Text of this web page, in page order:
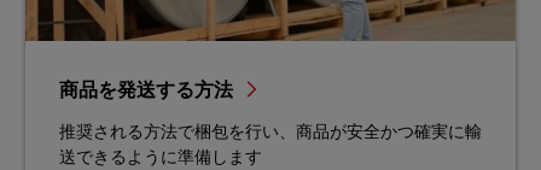
商品を発送する方法
推奨される方法で梱包を行い、商品が安全かつ確実に輸
送できるように準備します